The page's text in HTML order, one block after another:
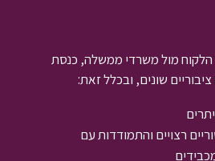
הלקוח מול משרדי ממשלה, כנסת
ציבוריים שונים, ובכלל זאת:
רצויים והתמודדות עם